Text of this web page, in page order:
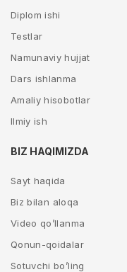
Diplom ishi
Testlar
Namunaviy hujjat
Dars ishlanma
Amaliy hisobotlar
Ilmiy ish
BIZ HAQIMIZDA
Sayt haqida
Biz bilan aloqa
Video qo’llanma
Qonun-qoidalar
Sotuvchi bo’ling